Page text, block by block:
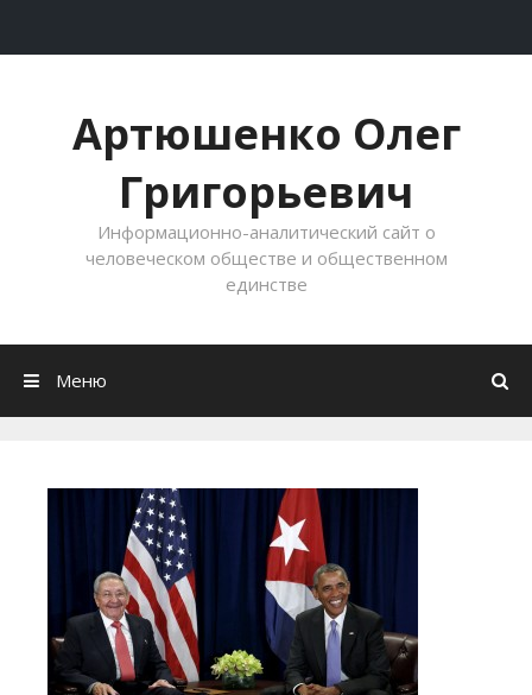
Артюшенко Олег
Григорьевич
Информационно-аналитический сайт о
человеческом обществе и общественном
единстве
Меню